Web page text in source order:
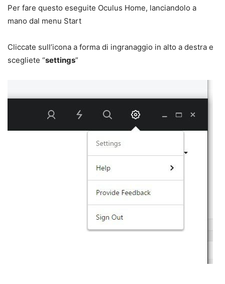
Per fare questo eseguite Oculus Home, lanciandolo a
mano dal menu Start
Cliccate sull’icona a forma di ingranaggio in alto a destra e
scegliete “settings”